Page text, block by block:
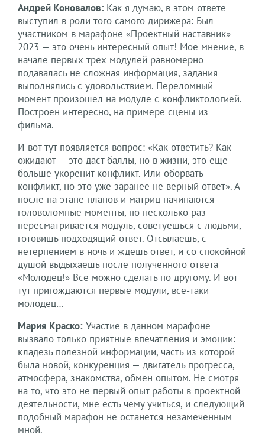
Андрей Коновалов: Как я думаю, в этом ответе
выступил в роли того самого дирижера: Был
участником в марафоне «Проектный наставник»
2023 — это очень интересный опыт! Мое мнение, в
начале первых трех модулей равномерно
подавалась не сложная информация, задания
выполнялись с удовольствием. Переломный
момент произошел на модуле с конфликтологией.
Построен интересно, на примере сцены из
фильма.
И вот тут появляется вопрос: «Как ответить? Как
ожидают — это даст баллы, но в жизни, это еще
больше укоренит конфликт. Или оборвать
конфликт, но это уже заранее не верный ответ». А
после на этапе планов и матриц начинаются
головоломные моменты, по несколько раз
пересматривается модуль, советуешься с людьми,
готовишь подходящий ответ. Отсылаешь, с
нетерпением в ночь и ждешь ответ, и со спокойной
душой выдыхаешь после полученного ответа
«Молодец!» Все можно сделать по другому. И вот
тут пригождаются первые модули, все-таки
молодец…
Мария Краско: Участие в данном марафоне
вызвало только приятные впечатления и эмоции:
кладезь полезной информации, часть из которой
была новой, конкуренция — двигатель прогресса,
атмосфера, знакомства, обмен опытом. Не смотря
на то, что это не первый опыт работы в проектной
деятельности, мне есть чему учиться, и следующий
подобный марафон не останется незамеченным
мной.